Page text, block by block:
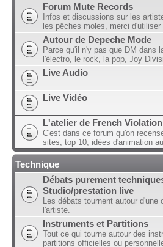
Forum Mute Records
Infos et discussions sur les
les pêches moles, merci d'utiliser
Autour de Depeche Mode
Parce qu'il n'y pas que DM dans
l'électro, le rock, la pop, Joy
Live Audio
Live Vidéo
L'atelier de French Violation
C'est dans ce forum qu'on
sites, top 10, idées d'animation
Technique
Débats purement
Studio/prestation live
Les débats tournent autour
l'artiste.
Instruments et Partitions
Tout ce qui tourne autour des
partitions officielles ou